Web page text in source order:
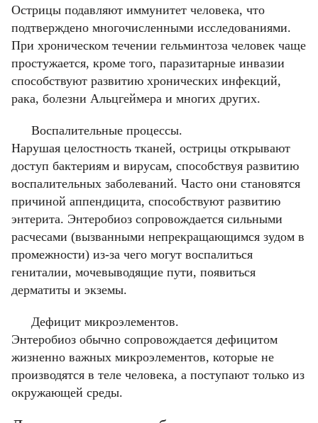
Острицы подавляют иммунитет человека, что
подтверждено многочисленными исследованиями.
При хроническом течении гельминтоза человек чаще
простужается, кроме того, паразитарные инвазии
способствуют развитию хронических инфекций,
рака, болезни Альцгеймера и многих других.
Воспалительные процессы.
Нарушая целостность тканей, острицы открывают
доступ бактериям и вирусам, способствуя развитию
воспалительных заболеваний. Часто они становятся
причиной аппендицита, способствуют развитию
энтерита. Энтеробиоз сопровождается сильными
расчесами (вызванными непрекращающимся зудом в
промежности) из-за чего могут воспалиться
гениталии, мочевыводящие пути, появиться
дерматиты и экземы.
Дефицит микроэлементов.
Энтеробиоз обычно сопровождается дефицитом
жизненно важных микроэлементов, которые не
производятся в теле человека, а поступают только из
окружающей среды.
Фамилия
Имя
Фамилия
Имя